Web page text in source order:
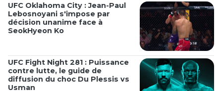
UFC Oklahoma City : Jean-Paul
Lebosnoyani s'impose par
décision unanime face à
SeokHyeon Ko
UFC Fight Night 281 : Puissance
contre lutte, le guide de
diffusion du choc Du Plessis vs
Usman